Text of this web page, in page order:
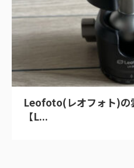
Leofoto(レオフォト)の
【L...